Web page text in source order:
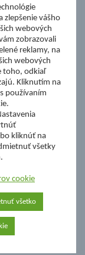
s.r.o.
Podbrezová
zlepšenie vášho
webových
zobrazovali
reklamy, na
webových
toho, odkiaľ
Kliknutím na
používaním
kliknúť na
všetky
cookie
všetko